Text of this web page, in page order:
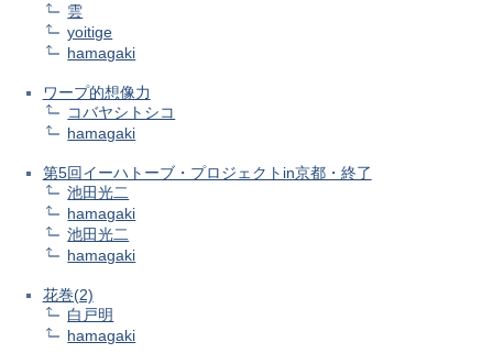
雲
yoitige
hamagaki
ワープ的想像力
コバヤシトシコ
hamagaki
第5回イーハトーブ・プロジェクトin京都・終了
池田光二
hamagaki
池田光二
hamagaki
花巻(2)
白戸明
hamagaki